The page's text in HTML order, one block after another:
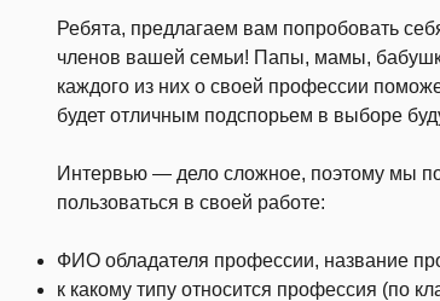
Ребята, предлагаем вам попробовать
членов вашей семьи! Папы, мамы,
каждого из них о своей профессии
будет отличным подспорьем в выборе
Интервью — дело сложное, поэтому мы
пользоваться в своей работе:
ФИО обладателя профессии, название
к какому типу относится профессия (по